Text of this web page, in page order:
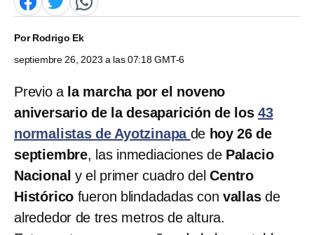
PorRodrigo Ek
septiembre 26, 2023 a las 07:18 GMT-6
Previo a la marcha por el noveno
aniversario de la desaparición de los 43
normalistas de Ayotzinapa de hoy 26 de
septiembre, las inmediaciones de Palacio
Nacional y el primer cuadro delCentro
Histórico fueron blindadadas con vallasde
alrededor de tres metros de altura.